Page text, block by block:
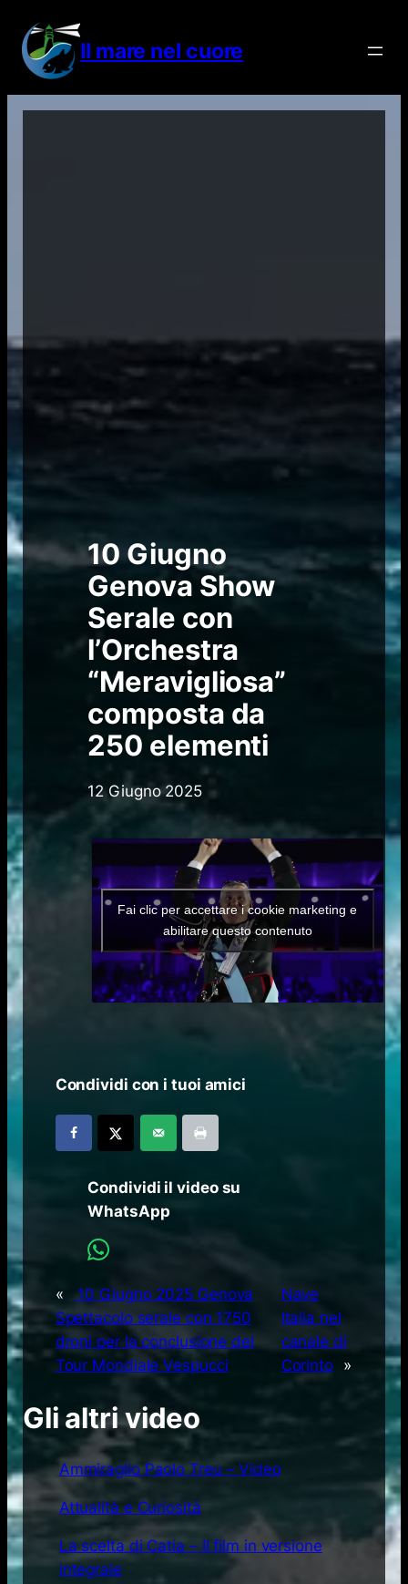
contenuto
Il mare nel cuore
10 Giugno
Genova Show
Serale con
l’Orchestra
“Meravigliosa”
composta da
250 elementi
12 Giugno 2025
Fai clic per accettare i cookie marketing e
abilitare questo contenuto
Condividi con i tuoi amici
Condividi il video su
WhatsApp
«
10 Giugno 2025 Genova
Spettacolo serale con 1750
droni per la conclusione del
Tour Mondiale Vespucci
Nave
Italia nel
canale di
Corinto
»
Gli altri video
Ammiraglio Paolo Treu – Video
Attualità e Curiosità
La scelta di Catia – Il film in versione
integrale